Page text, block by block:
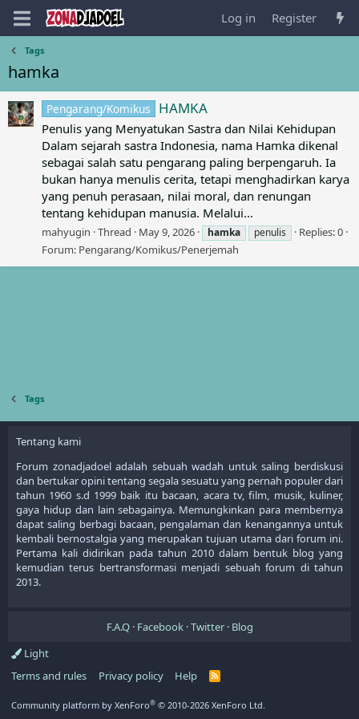
Log in Register
Tags
hamka
Pengarang/Komikus HAMKA
Penulis yang Menyatukan Sastra dan Nilai Kehidupan
Dalam sejarah sastra Indonesia, nama Hamka dikenal
sebagai salah satu pengarang paling berpengaruh. Ia
bukan hanya menulis cerita, tetapi menghadirkan karya
yang penuh perasaan, nilai moral, dan renungan
tentang kehidupan manusia. Melalui...
mahyugin Thread May 9, 2026 hamka penulis
Replies: 0
Forum: Pengarang/Komikus/Penerjemah
Tags
Tentang kami
Forum zonadjadoel adalah sebuah wadah untuk saling berdiskusi
dan bertukar opini tentang segala sesuatu yang pernah populer dari
tahun 1960 s.d 1999 baik itu bacaan, acara tv, film, musik, kuliner,
gaya hidup dan lain sebagainya. Memungkinkan para membernya
dapat saling berbagi bacaan, pengalaman dan kenangannya untuk
kembali bernostalgia yang merupakan tujuan utama dari forum ini.
Pertama kali didirikan pada tahun 2010 dalam bentuk blog yang
kemudian terus bertransformasi menjadi sebuah forum di tahun
2013.
F.A.Q Facebook Twitter Blog
Light
Terms and rules
Privacy policy Help
R
Community platform by XenForo® © 2010-2026 XenForo Ltd.